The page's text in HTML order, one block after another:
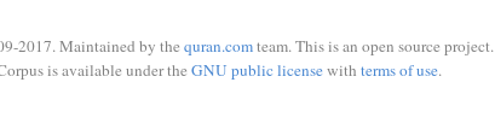
2017. Maintained by the quran.comteam. This is an open source project.
is available under the GNU public licensewith terms of use.